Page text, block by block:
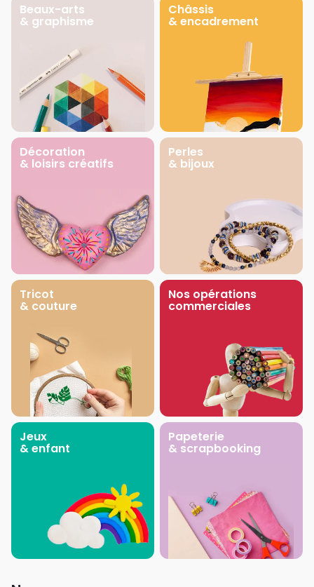
Beaux-arts
& graphisme
Châssis
& encadrement
Décoration
& loisirs créatifs
Perles
& bijoux
Tricot
& couture
Nos opérations
commerciales
Jeux
& enfant
Papeterie
& scrapbooking